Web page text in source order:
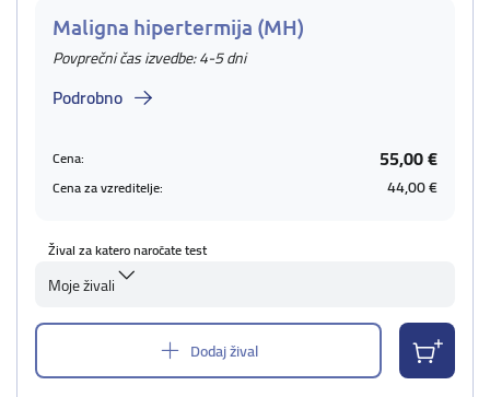
Maligna hipertermija (MH)
Povprečni čas izvedbe: 4-5 dni
Podrobno
Cena: 55,00 €
Cena za vzreditelje: 44,00 €
Žival za katero naročate test
Moje živali
Dodaj žival